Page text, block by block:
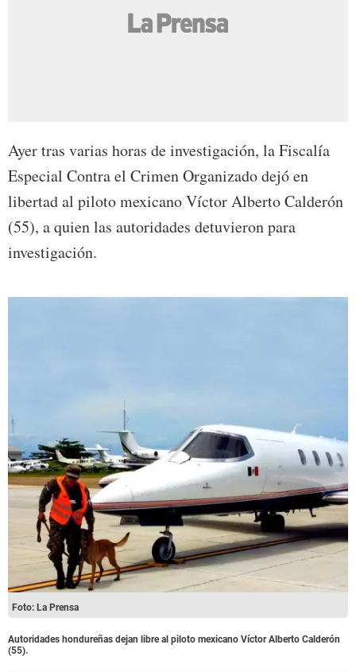
Ayer tras varias horas de investigación, la Fiscalía
Especial Contra el Crimen Organizado dejó en
libertad al piloto mexicano Víctor Alberto Calderón
(55), a quien las autoridades detuvieron para
investigación.
Foto: La Prensa
Autoridades hondureñas dejan libre al piloto mexicano Víctor Alberto Calderón
(55).